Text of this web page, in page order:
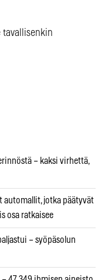
tavallisenkin
– kaksi virhettä,
automallit, jotka päätyvät
osa ratkaisee
– syöpäsolun